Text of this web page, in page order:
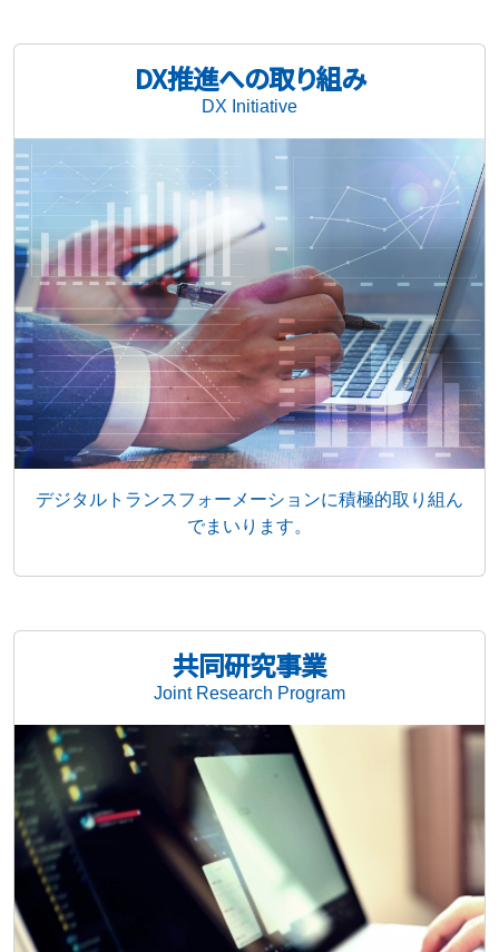
DX推進への取り組み
DX Initiative
デジタルトランスフォーメーションに積極的取り組ん
でまいります。
共同研究事業
Joint Research Program